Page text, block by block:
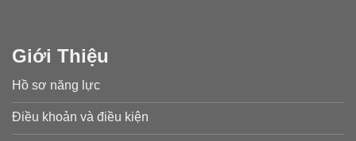
Giới Thiệu
Hồ sơ năng lực
Điều khoản và điều kiện